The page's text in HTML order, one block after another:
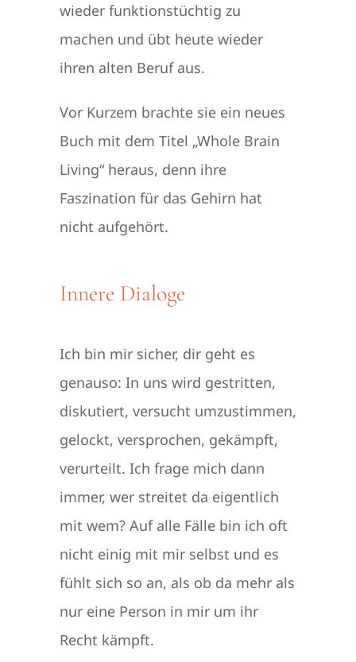
wieder funktionstüchtig zu
machen und übt heute wieder
ihren alten Beruf aus.
Vor Kurzem brachte sie ein neues
Buch mit dem Titel „Whole Brain
Living“ heraus, denn ihre
Faszination für das Gehirn hat
nicht aufgehört.
Innere Dialoge
Ich bin mir sicher, dir geht es
genauso: In uns wird gestritten,
diskutiert, versucht umzustimmen,
gelockt, versprochen, gekämpft,
verurteilt. Ich frage mich dann
immer, wer streitet da eigentlich
mit wem? Auf alle Fälle bin ich oft
nicht einig mit mir selbst und es
fühlt sich so an, als ob da mehr als
nur eine Person in mir um ihr
Recht kämpft.